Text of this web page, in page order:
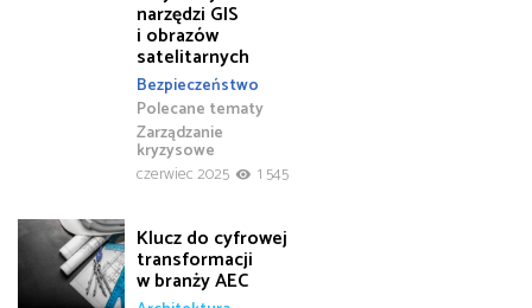
narzędzi GIS
i obrazów
satelitarnych
Bezpieczeństwo
Polecane tematy
Zarządzanie
kryzysowe
czerwiec 2025
1 545
Klucz do cyfrowej
transformacji
w branży AEC